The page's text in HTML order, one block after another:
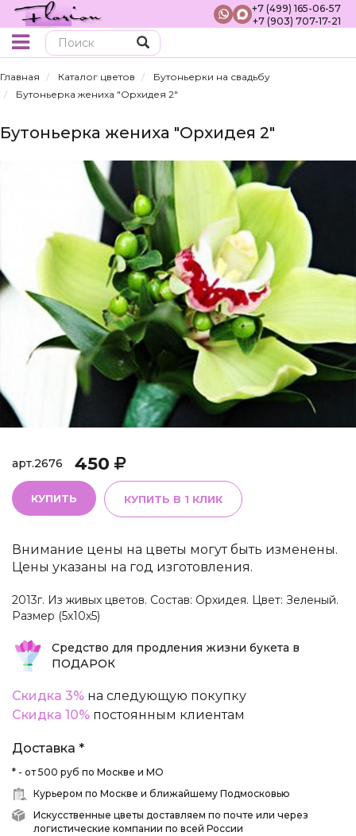
+7 (499) 165-06-57
+7 (903) 707-17-21
Главная Каталог цветов
Бутоньерки на свадьбу
Бутоньерка жениха "Орхидея 2"
Бутоньерка жениха "Орхидея 2"
арт.2676 450
КУПИТЬ КУПИТЬ В 1 КЛИК
Внимание цены на цветы могут быть изменены.
Цены указаны на год изготовления.
2013г. Из живых цветов. Состав: Орхидея. Цвет: Зеленый.
Размер (5х10х5)
Средство для продления жизни букета в
ПОДАРОК
Скидка 3% на следующую покупку
Скидка 10% постоянным клиентам
Доставка *
* - от 500 руб по Москве и МО
Курьером по Москве и ближайшему Подмосковью
Искусственные цветы доставляем по почте или через
логистические компании по всей России